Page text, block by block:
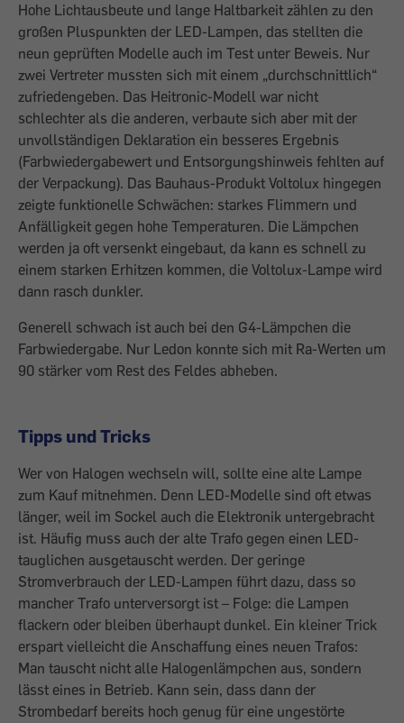
Hohe Lichtausbeute und lange Haltbarkeit zählen zu den
großen Pluspunkten der LED-Lampen, das stellten die
neun geprüften Modelle auch im Test unter Beweis. Nur
zwei Vertreter mussten sich mit einem „durchschnittlich“
zufriedengeben. Das Heitronic-Modell war nicht
schlechter als die anderen, verbaute sich aber mit der
unvollständigen Deklaration ein besseres Ergebnis
(Farbwiedergabewert und Entsorgungshinweis fehlten auf
der Verpackung). Das Bauhaus-Produkt Voltolux hingegen
zeigte funktionelle Schwächen: starkes Flimmern und
Anfälligkeit gegen hohe Temperaturen. Die Lämpchen
werden ja oft versenkt eingebaut, da kann es schnell zu
einem starken Erhitzen kommen, die Voltolux-Lampe wird
dann rasch dunkler.
Generell schwach ist auch bei den G4-Lämpchen die
Farbwiedergabe. Nur Ledon konnte sich mit Ra-Werten um
90 stärker vom Rest des Feldes abheben.
Tipps und Tricks
Wer von Halogen wechseln will, sollte eine alte Lampe
zum Kauf mitnehmen. Denn LED-Modelle sind oft etwas
länger, weil im Sockel auch die Elektronik untergebracht
ist. Häufig muss auch der alte Trafo gegen einen LED-
tauglichen ausgetauscht werden. Der geringe
Stromverbrauch der LED-Lampen führt dazu, dass so
mancher Trafo unterversorgt ist – Folge: die Lampen
flackern oder bleiben überhaupt dunkel. Ein kleiner Trick
erspart vielleicht die Anschaffung eines neuen Trafos:
Man tauscht nicht alle Halogenlämpchen aus, sondern
lässt eines in Betrieb. Kann sein, dass dann der
Strombedarf bereits hoch genug für eine ungestörte